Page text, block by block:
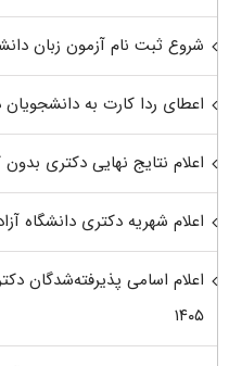
شروع ثبت نام آزمون زبان
اعطای ردا کارت به دانشجویان
اعلام نتایج نهایی دکتری بدون
اعلام شهریه دکتری دانشگاه آزاد
اعلام اسامی پذیرفته‌شدگان
۱۴۰۵